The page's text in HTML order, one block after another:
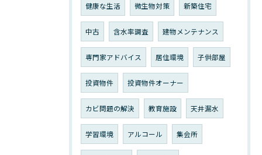
健康な生活 微生物対策 新築住宅
中古 含水率調査 建物メンテナンス
専門家アドバイス 居住環境 子供部屋
投資物件 投資物件オーナー
カビ問題の解決 教育施設 天井漏水
学習環境 アルコール 集会所